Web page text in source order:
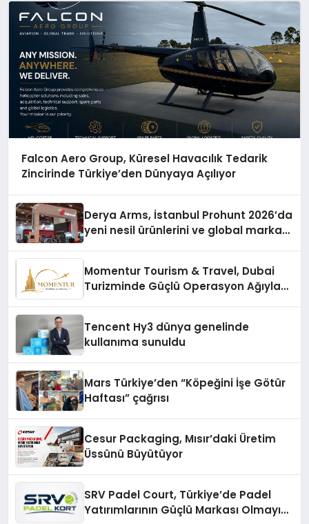
Falcon Aero Group, Küresel Havacılık Tedarik
Zincirinde Türkiye’den Dünyaya Açılıyor
Derya Arms, İstanbul Prohunt 2026’da
yeni nesil ürünlerini ve global marka
Momentur Tourism & Travel, Dubai
Turizminde Güçlü Operasyon Ağıyla
Tencent Hy3 dünya genelinde
kullanıma sunuldu
Mars Türkiye’den “Köpeğini İşe Götür
Haftası” çağrısı
Cesur Packaging, Mısır’daki Üretim
Üssünü Büyütüyor
SRV Padel Court, Türkiye’de Padel
Yatırımlarının Güçlü Markası Olmayı